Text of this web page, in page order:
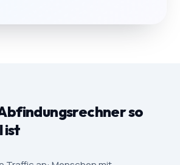
so
ist